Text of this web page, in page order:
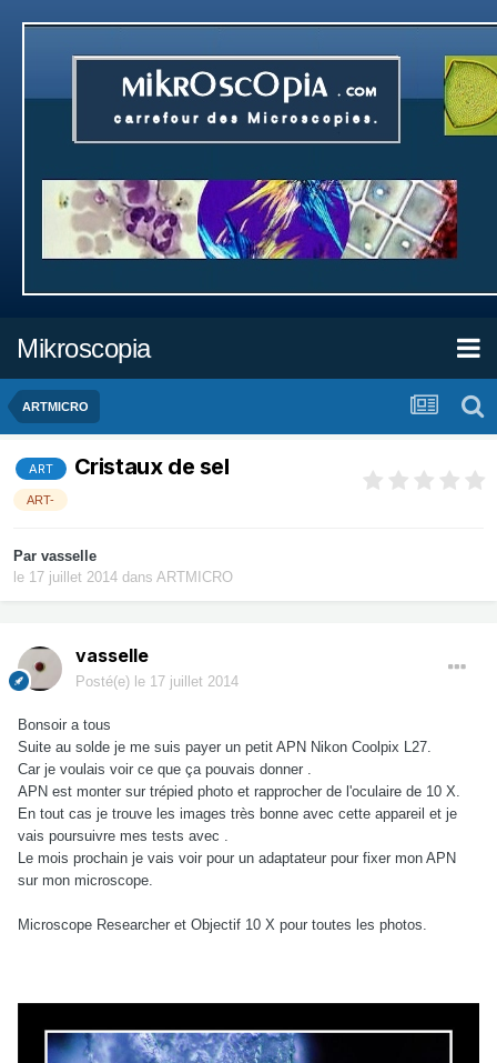
Mikroscopia
ARTMICRO
ART Cristaux de sel
ART-
Par vasselle
le 17 juillet 2014 dans ARTMICRO
vasselle
Posté(e) le 17 juillet 2014
Bonsoir a tous
Suite au solde je me suis payer un petit APN Nikon Coolpix L27.
Car je voulais voir ce que ça pouvais donner .
APN est monter sur trépied photo et rapprocher de l'oculaire de 10 X.
En tout cas je trouve les images très bonne avec cette appareil et je
vais poursuivre mes tests avec .
Le mois prochain je vais voir pour un adaptateur pour fixer mon APN
sur mon microscope.
Microscope Researcher et Objectif 10 X pour toutes les photos.